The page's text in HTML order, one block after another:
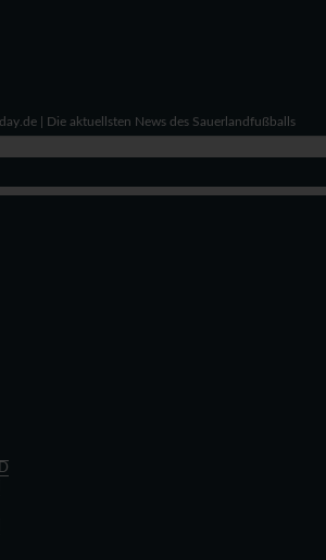
| Die aktuellsten News des Sauerlandfußballs